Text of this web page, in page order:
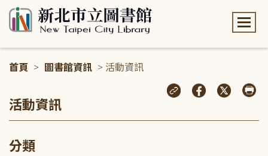
首頁 > 圖書館資訊 > 活動資訊
活動資訊
分類